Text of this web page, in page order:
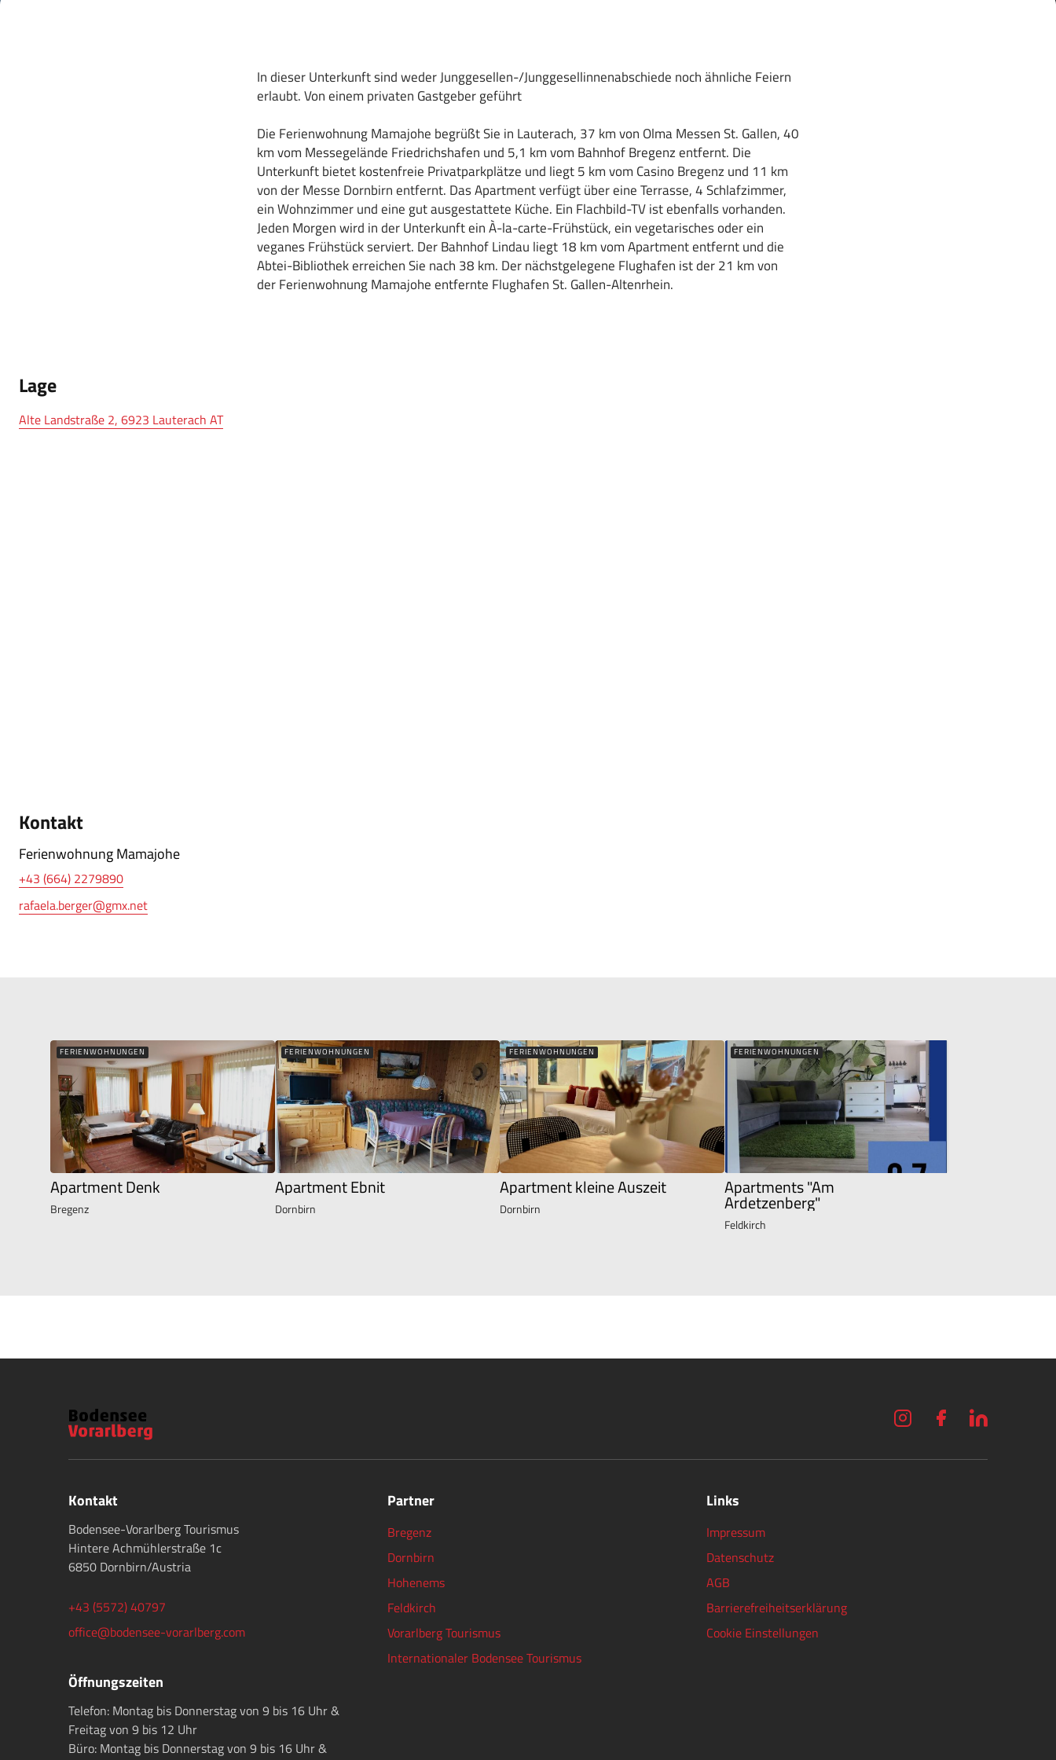
In dieser Unterkunft sind weder Junggesellen-/Junggesellinnenabschiede noch ähnliche Feiern
erlaubt. Von einem privaten Gastgeber geführt
Die Ferienwohnung Mamajohe begrüßt Sie in Lauterach, 37 km von Olma Messen St. Gallen, 40
km vom Messegelände Friedrichshafen und 5,1 km vom Bahnhof Bregenz entfernt. Die
Unterkunft bietet kostenfreie Privatparkplätze und liegt 5 km vom Casino Bregenz und 11 km
von der Messe Dornbirn entfernt. Das Apartment verfügt über eine Terrasse, 4 Schlafzimmer,
ein Wohnzimmer und eine gut ausgestattete Küche. Ein Flachbild-TV ist ebenfalls vorhanden.
Jeden Morgen wird in der Unterkunft ein À-la-carte-Frühstück, ein vegetarisches oder ein
veganes Frühstück serviert. Der Bahnhof Lindau liegt 18 km vom Apartment entfernt und die
Abtei-Bibliothek erreichen Sie nach 38 km. Der nächstgelegene Flughafen ist der 21 km von
der Ferienwohnung Mamajohe entfernte Flughafen St. Gallen-Altenrhein.
Lage
Alte Landstraße 2, 6923 Lauterach AT
Kontakt
Ferienwohnung Mamajohe
+43 (664) 2279890
rafaela.berger@gmx.net
FERIENWOHNUNGEN
Apartment Denk
Bregenz
FERIENWOHNUNGEN
Apartment Ebnit
Dornbirn
FERIENWOHNUNGEN
Apartment kleine Auszeit
Dornbirn
FERIENWOHNUNGEN
Apartments "Am
Ardetzenberg"
Feldkirch
Kontakt
Bodensee-Vorarlberg Tourismus
Hintere Achmühlerstraße 1c
6850 Dornbirn/Austria
+43 (5572) 40797
office@bodensee-vorarlberg.com
Öffnungszeiten
Telefon: Montag bis Donnerstag von 9 bis 16 Uhr &
Freitag von 9 bis 12 Uhr
Büro: Montag bis Donnerstag von 9 bis 16 Uhr &
Partner
Bregenz
Dornbirn
Hohenems
Feldkirch
Vorarlberg Tourismus
Internationaler Bodensee Tourismus
Links
Impressum
Datenschutz
AGB
Barrierefreiheitserklärung
Cookie Einstellungen